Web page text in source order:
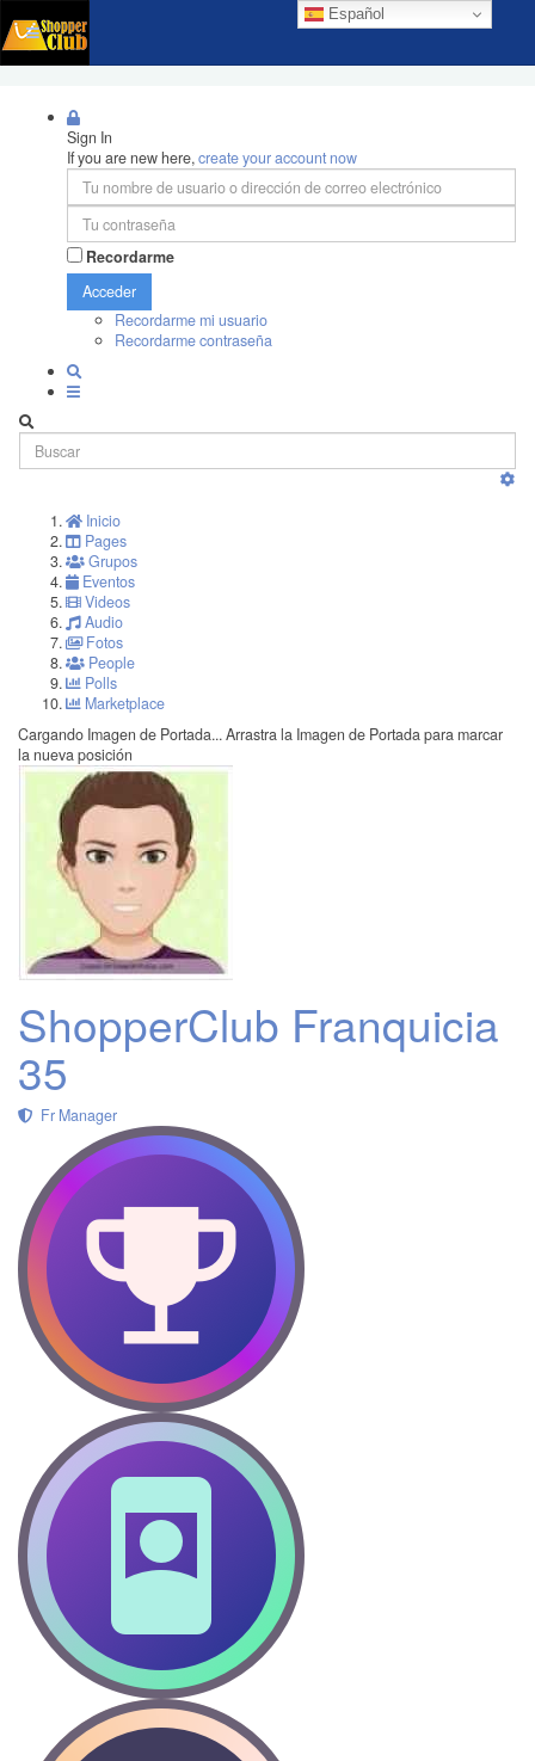
Español
Sign In
If you are new here,create your account now
Recordarme
Acceder
Recordarme mi usuario
Recordarme contraseña
Inicio
Pages
Grupos
Eventos
Videos
Audio
Fotos
People
Polls
Marketplace
Cargando Imagen de Portada... Arrastra la Imagen de Portada para marcar
la nueva posición
ShopperClub Franquicia
35
Fr Manager